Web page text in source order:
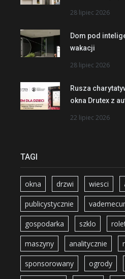
28 lipiec 2026
Dom pod
wakacji
28 lipiec 2026
Rusza
okna Drutex z
22 lipiec 2026
TAGI
okna drzwi wiesci
publicystycznie
gospodarka szklo
maszyny analitycznie
sponsorowany ogrody